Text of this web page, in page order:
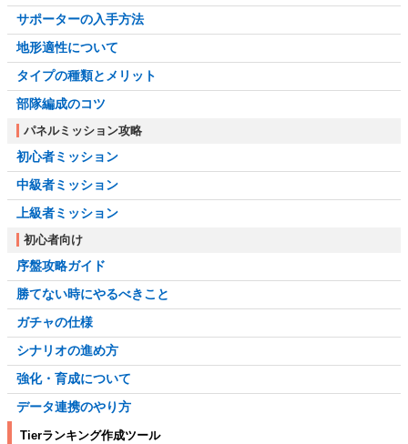
サポーターの入手方法
地形適性について
タイプの種類とメリット
部隊編成のコツ
パネルミッション攻略
初心者ミッション
中級者ミッション
上級者ミッション
初心者向け
序盤攻略ガイド
勝てない時にやるべきこと
ガチャの仕様
シナリオの進め方
強化・育成について
データ連携のやり方
Tierランキング作成ツール